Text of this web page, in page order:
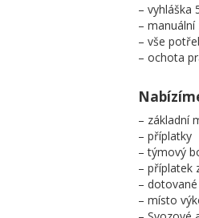
– vyhláška
–
– vše
– ochota
– základní
– příplatky
– týmový
– příplatek
–
– místo